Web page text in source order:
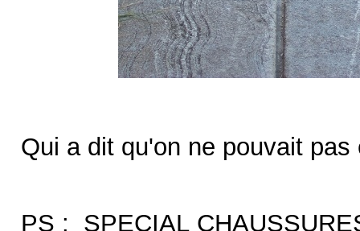
Qui a dit qu'on ne pouvait
PS : SPECIAL